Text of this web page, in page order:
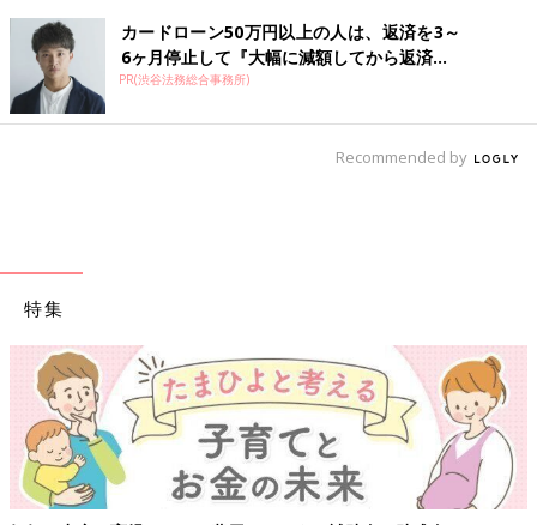
カードローン50万円以上の人は、返済を3～
6ヶ月停止して『大幅に減額してから返済...
PR(渋谷法務総合事務所)
Recommended by
特集
【ワクチン接種できる